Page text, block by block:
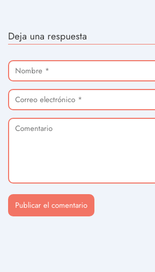
Deja una respuesta